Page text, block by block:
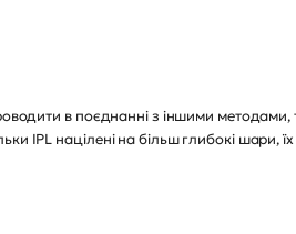
в поєднанні з іншими методами,
IPL націлені на більш глибокі шари,